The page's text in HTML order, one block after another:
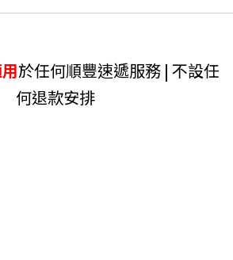
於任何順豐速遞服務 | 不設任
何退款安排